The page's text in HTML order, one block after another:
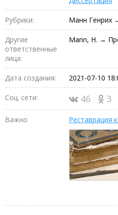
Рубрики: Манн Генрих
Другие
ответственные
лица:
Mann, H. →
Дата создания: 2021-07-10
Соц. сети: 46 3
Важно Реставрация